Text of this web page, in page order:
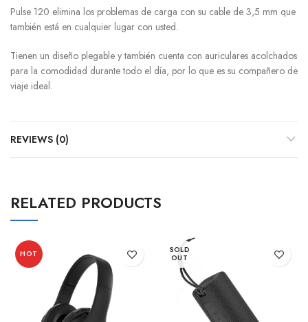
Pulse 120 elimina los problemas de carga con su cable de 3,5 mm que
también está en cualquier lugar con usted.
Tienen un diseño plegable y también cuenta con auriculares acolchados
para la comodidad durante todo el día, por lo que es su compañero de
viaje ideal.
REVIEWS (0)
RELATED PRODUCTS
HOT
SOLD
OUT